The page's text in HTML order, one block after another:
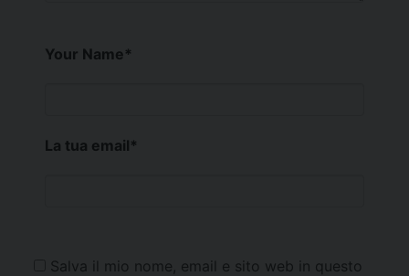
Your Name*
La tua email*
Salva il mio nome, email e sito web in questo